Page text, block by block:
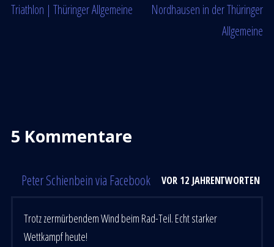
Triathlon | Thüringer Allgemeine
Nordhausen in der Thüringer
Allgemeine
5 Kommentare
Peter Schienbein via Facebook VOR 12 JAHRENANTWORTEN
Trotz zermürbendem Wind beim Rad-Teil. Echt starker
Wettkampf heute!